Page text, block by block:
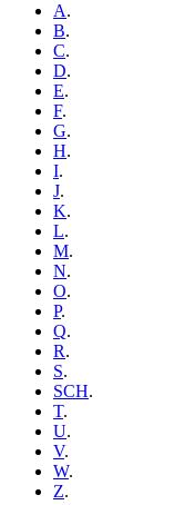
A.
B.
C.
D.
E.
F.
G.
H.
I.
J.
K.
L.
M.
N.
O.
P.
Q.
R.
S.
SCH.
T.
U.
V.
W.
Z.